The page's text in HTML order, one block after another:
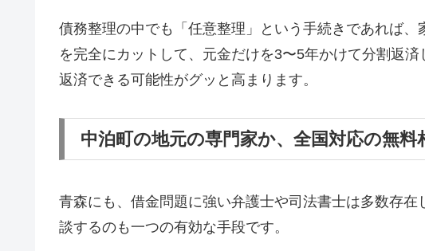
債務整理の中でも「任意整理」という手続きであれば
を完全にカットして、元金だけを3〜5年かけて分割返
返済できる可能性がグッと高まります。
中泊町の地元の専門家か、全国対応の無料
青森にも、借金問題に強い弁護士や司法書士は多数存
談するのも一つの有効な手段です。